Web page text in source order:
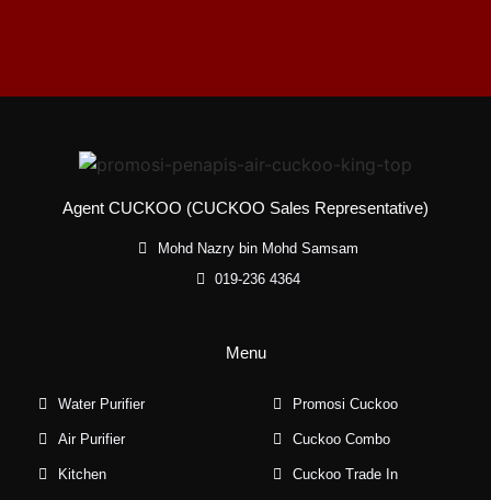
Agent CUCKOO (CUCKOO Sales Representative)
Mohd Nazry bin Mohd Samsam
019-236 4364
Menu
Water Purifier
Air Purifier
Kitchen
Promosi Cuckoo
Cuckoo Combo
Cuckoo Trade In